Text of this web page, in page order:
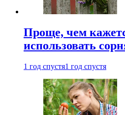
Проще, чем
использовать
1 год спустя1 год спустя